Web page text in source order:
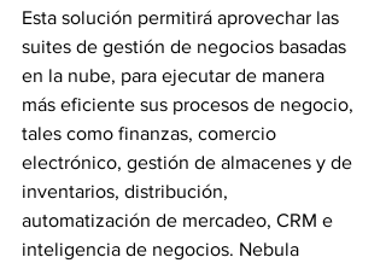
Esta solución permitirá aprovechar las
suites de gestión de negocios basadas
en la nube, para ejecutar de manera
más eficiente sus procesos de negocio,
tales como finanzas, comercio
electrónico, gestión de almacenes y de
inventarios, distribución,
automatización de mercadeo, CRM e
inteligencia de negocios. Nebula